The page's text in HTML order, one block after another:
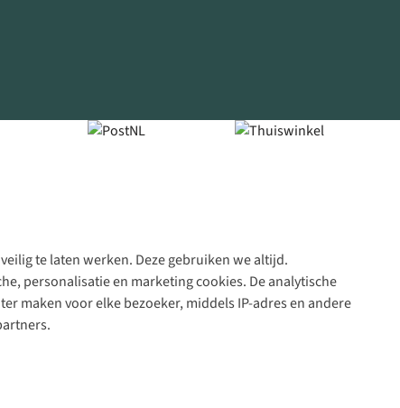
te laten werken. Deze gebruiken we altijd.
personalisatie en marketing cookies. De analytische
maken voor elke bezoeker, middels IP-adres en andere